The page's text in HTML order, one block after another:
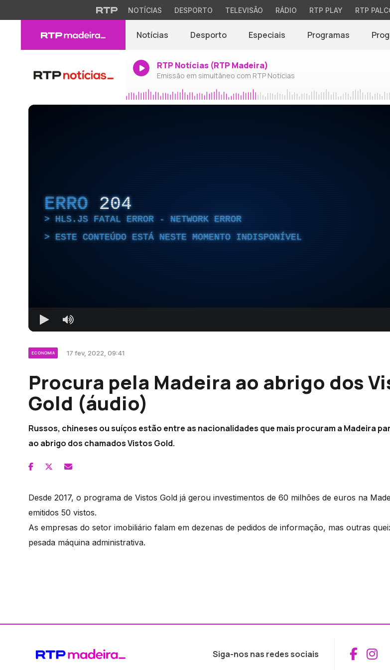
NOTÍCIAS DESPORTO TELEVISÃO RÁDIO RTP PLAY RTP
Notícias Desporto Especiais Programas
RTP Notícias (RTP Madeira)
Emissão em simultâneo com RTP Notícias
ERRO 204
HLS.JS FATAL ERROR - NETWORK ERROR
ESTE CONTEÚDO ESTÁ NESTE MOMENTO INDISPONÍVEL
ECONOMIA 17 fev, 2022, 09:41
Procura pela Madeira ao abrigo dos
Gold (áudio)
Russos, chineses ou suíços estão entre as nacionalidades que mais procuram a Madeira
ao abrigo dos chamados Vistos Gold.
Desde 2017, o programa de Vistos Gold já gerou investimentos de 60 milhões de euros na
emitidos 50 vistos.
As empresas do setor imobiliário falam em dezenas de pedidos de informação, mas outras
pesada máquina administrativa.
Siga-nos nas redes sociais